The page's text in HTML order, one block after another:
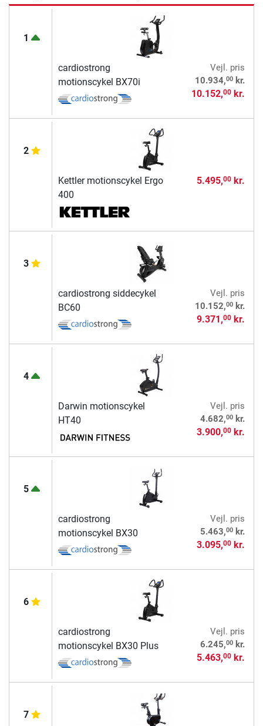
1
cardiostrong
motionscykel BX70i
Vejl. pris
10.934,00kr.
10.152,00kr.
2
Kettler motionscykel Ergo
400
5.495,00kr.
3
cardiostrong siddecykel
BC60
Vejl. pris
10.152,00kr.
9.371,00kr.
4
Darwin motionscykel
HT40
Vejl. pris
4.682,00kr.
3.900,00kr.
5
cardiostrong
motionscykel BX30
Vejl. pris
5.463,00kr.
3.095,00kr.
6
cardiostrong
motionscykel BX30 Plus
Vejl. pris
6.245,00kr.
5.463,00kr.
7